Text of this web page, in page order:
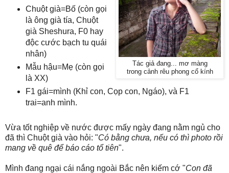
Tác giả đang... mơ màng
trong cảnh rêu phong cổ kính
Chuột già=Bố (còn gọi
là ông già tía, Chuột
già Sheshura, F0 hay
độc cước bạch tu quái
nhân)
Mẫu hậu=Mẹ (còn gọi
là XX)
F1 gái=mình (Khỉ con, Cọp con, Ngáo), và F1
trai=anh mình.
Vừa tốt nghiệp về nước được mấy ngày đang nằm ngủ cho
đã thì Chuột già vào hỏi: "Có bằng chưa, nếu có thì photo rồi
mang về quê để báo cáo tổ tiên".
Mình đang ngại cái nắng ngoài Bắc nên kiếm cớ "Con đã